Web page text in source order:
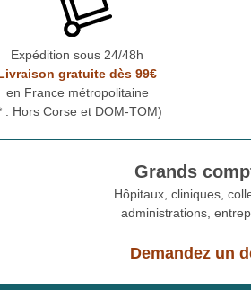
Expédition sous 24/48h
gratuite dès 99€
en France métropolitaine
: Hors Corse et DOM-TOM)
Grands
Hôpitaux, cliniques,
administrations,
Demandez un